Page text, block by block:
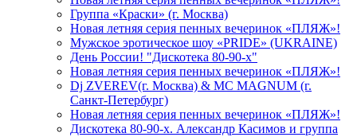
Группа «Краски» (г. Москва)
Новая летняя серия пенных вечеринок «ПЛЯЖ»!
Мужское эротическое шоу «PRIDE» (UKRAINE)
День России! "Дискотека 80-90-х"
Новая летняя серия пенных вечеринок «ПЛЯЖ»!
Dj ZVEREV(г. Москва) & MC MAGNUM (г.
Санкт-Петербург)
Новая летняя серия пенных вечеринок «ПЛЯЖ»!
Дискотека 80-90-х. Александр Касимов и группа